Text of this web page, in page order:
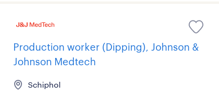
Production worker (Dipping), Johnson &
Johnson Medtech
Schiphol